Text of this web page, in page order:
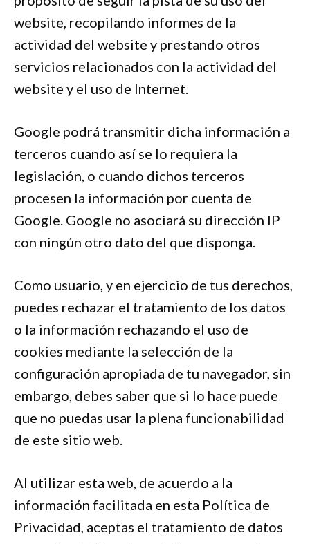
website, recopilando informes de la
actividad del website y prestando otros
servicios relacionados con la actividad del
website y el uso de Internet.
Google podrá transmitir dicha información a
terceros cuando así se lo requiera la
legislación, o cuando dichos terceros
procesen la información por cuenta de
Google. Google no asociará su dirección IP
con ningún otro dato del que disponga.
Como usuario, y en ejercicio de tus derechos,
puedes rechazar el tratamiento de los datos
o la información rechazando el uso de
cookies mediante la selección de la
configuración apropiada de tu navegador, sin
embargo, debes saber que si lo hace puede
que no puedas usar la plena funcionabilidad
de este sitio web.
Al utilizar esta web, de acuerdo a la
información facilitada en esta Política de
Privacidad, aceptas el tratamiento de datos